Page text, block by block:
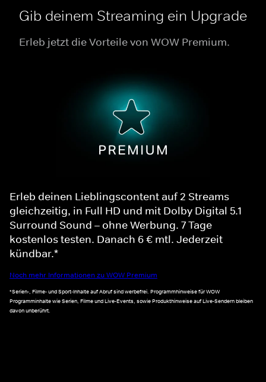
Gib deinem Streaming ein Upgrade
Erleb jetzt die Vorteile von WOW Premium.
Erleb deinen Lieblingscontent auf 2 Streams
gleichzeitig, in Full HD und mit Dolby Digital 5.1
Surround Sound – ohne Werbung. 7 Tage
kostenlos testen. Danach 6 € mtl. Jederzeit
kündbar.*
Noch mehr Informationen zu WOW Premium
*Serien-, Filme- und Sport-Inhalte auf Abruf sind werbefrei. Programmhinweise für WOW
Programminhalte wie Serien, Filme und Live-Events, sowie Produkthinweise auf Live-Sendern bleiben
davon unberührt.